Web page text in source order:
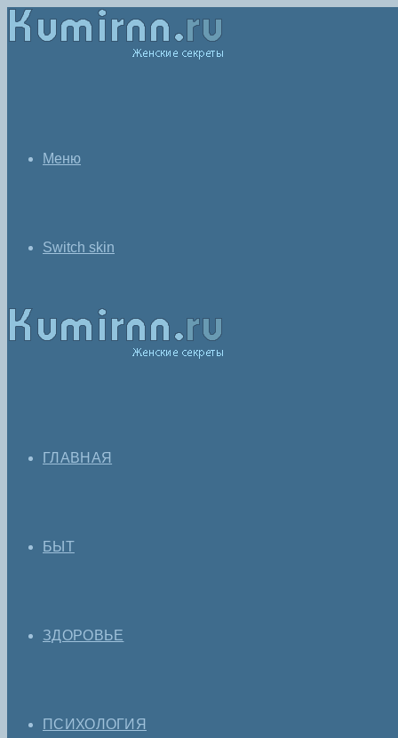
Меню
Switch skin
ГЛАВНАЯ
БЫТ
ЗДОРОВЬЕ
ПСИХОЛОГИЯ